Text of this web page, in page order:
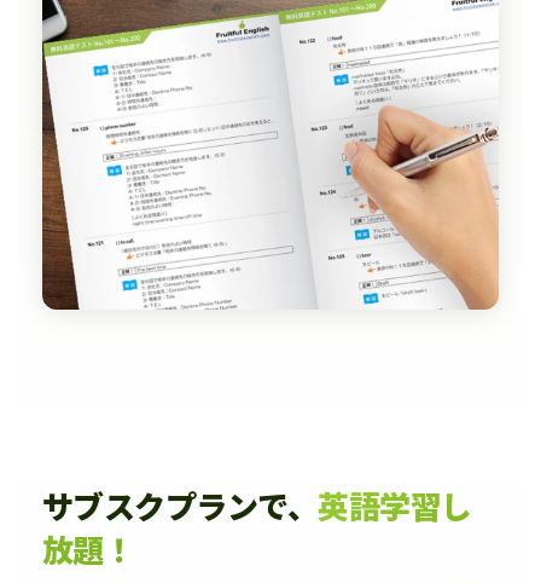
サブスクプランで、 英語学習し
放題！